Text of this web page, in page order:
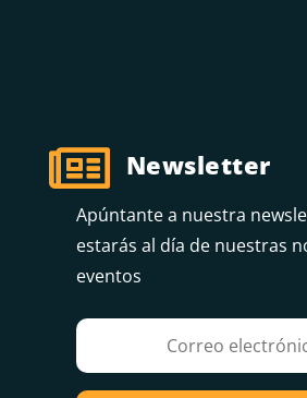
 Newsletter
Apúntante a nuestra
estarás al día de nuestras
eventos